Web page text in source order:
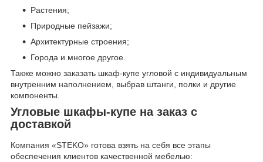
Растения;
Природные пейзажи;
Архитектурные строения;
Города и многое другое.
Также можно заказать шкаф-купе угловой с индивидуальным
внутренним наполнением, выбрав штанги, полки и другие
компоненты.
Угловые шкафы-купе на заказ с
доставкой
Компания «STEKO» готова взять на себя все этапы
обеспечения клиентов качественной мебелью: